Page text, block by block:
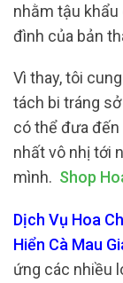
nhằm tậu khẩu
đình của bản
Vì thay, tôi
tách bi tráng
có thể đưa
nhất vô nhị tới
mình. Shop
Dịch Vụ Hoa
Hiển Cà Mau
ứng các nhiều